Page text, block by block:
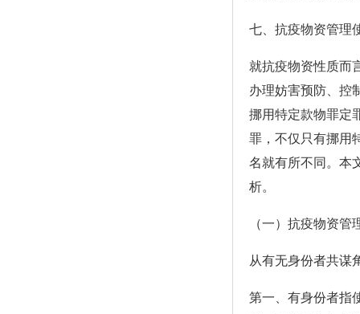
七、抗疫物资管理
就抗疫物资性质而
办理妨害预防、控
挪用特定款物罪定
罪，不仅只有挪用
名就有所不同。本
析。
（一）抗疫物资管
从有无身份者共谋
第一、有身份者指